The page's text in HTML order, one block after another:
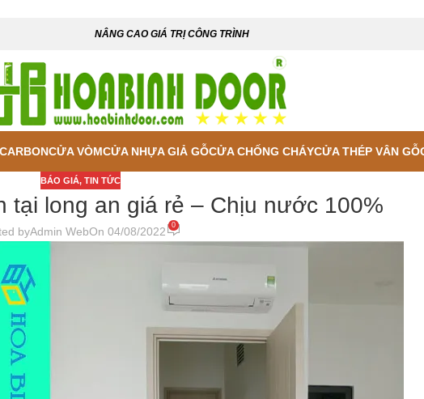
NÂNG CAO GIÁ TRỊ CÔNG TRÌNH
CỬA VÒMCỬA NHỰA GIẢ GỖCỬA CHỐNG CHÁYCỬA THÉP VÂN GỖ
BÁO GIÁ, TIN TỨC
tại long an giá rẻ – Chịu nước 100%
byAdmin WebOn 04/08/2022 0